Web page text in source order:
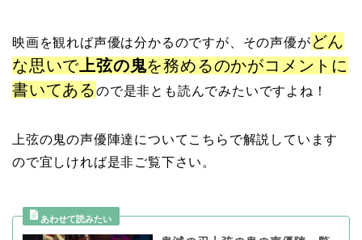
映画を観れば声優は分かるのですが、その声優が どん
な思いで上弦の鬼を務めるのかがコメントに
書いてあるので是非とも読んでみたいですよね！
上弦の鬼の声優陣達についてこちらで解説しています
ので宜しければ是非ご覧下さい。